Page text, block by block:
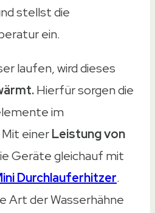
stellst die
ein.
laufen, wird dieses
Hierfür sorgen die
im
einerLeistung von
Geräte gleichauf mit
Durchlauferhitzer.
Art der Wasserhähne